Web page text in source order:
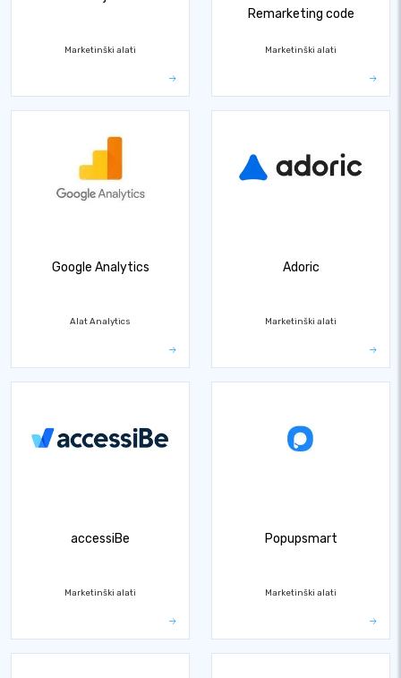
Marketinški alati
Remarketing code
Marketinški alati
Google Analytics
Alat Analytics
Adoric
Marketinški alati
accessiBe
Marketinški alati
Popupsmart
Marketinški alati